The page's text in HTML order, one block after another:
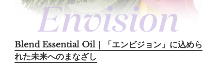
Blend Essential Oil｜「エンビジョン」に込めら
れた未来へのまなざし